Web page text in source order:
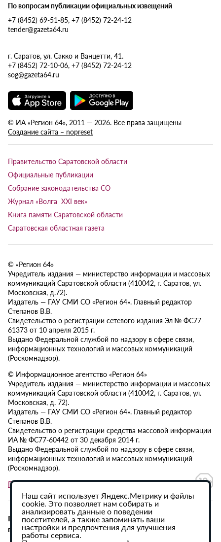
По вопросам публикации официальных извещений
+7 (8452) 69-51-85, +7 (8452) 72-24-12
tender@gazeta64.ru
г. Саратов, ул. Сакко и Ванцетти, 41.
+7 (8452) 72-10-06, +7 (8452) 72-24-12
sog@gazeta64.ru
© ИА «Регион 64», 2011 — 2026. Все права защищены
Создание сайта – nopreset
Правительство Саратовской области
Официальные публикации
Собрание законодательства СО
Журнал «Волга XXI век»
Книга памяти Саратовской области
Саратовская областная газета
© «Регион 64»
Учредитель издания — министерство информации и массовых
коммуникаций Саратовской области (410042, г. Саратов, ул.
Московская, д.72).
Издатель — ГАУ СМИ СО «Регион 64». Главный редактор
Степанов В.В.
Свидетельство о регистрации сетевого издания Эл № ФС77-
61373 от 10 апреля 2015 г.
Выдано Федеральной службой по надзору в сфере связи,
информационных технологий и массовых коммуникаций
(Роскомнадзор).
© Информационное агентство «Регион 64»
Учредитель издания — министерство информации и массовых
коммуникаций Саратовской области (410042, г. Саратов, ул.
Московская, д. 72).
Издатель — ГАУ СМИ СО «Регион 64». Главный редактор
Степанов В.В.
Свидетельство о регистрации средства массовой информации
ИА № ФС77-60442 от 30 декабря 2014 г.
Выдано Федеральной службой по надзору в сфере связи,
информационных технологий и массовых коммуникаций
(Роскомнадзор).
Политика в отношении обработки персональных данных
При использовании материалов сайта активная
гиперссылка на ИА «Регион 64» обязательна.
Наш сайт использует Яндекс.Метрику и файлы
cookie. Это позволяет нам собирать и
анализировать данные о поведении
посетителей, а также запоминать ваши
настройки и предпочтения для улучшения
работы сервиса.